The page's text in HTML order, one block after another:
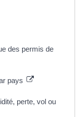
des permis de
pays
perte, vol ou